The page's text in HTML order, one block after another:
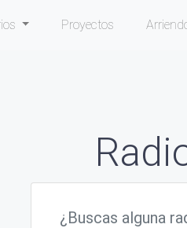
Proyectos